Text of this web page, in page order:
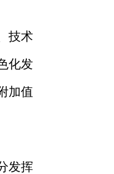
技术
化发
加值
发挥